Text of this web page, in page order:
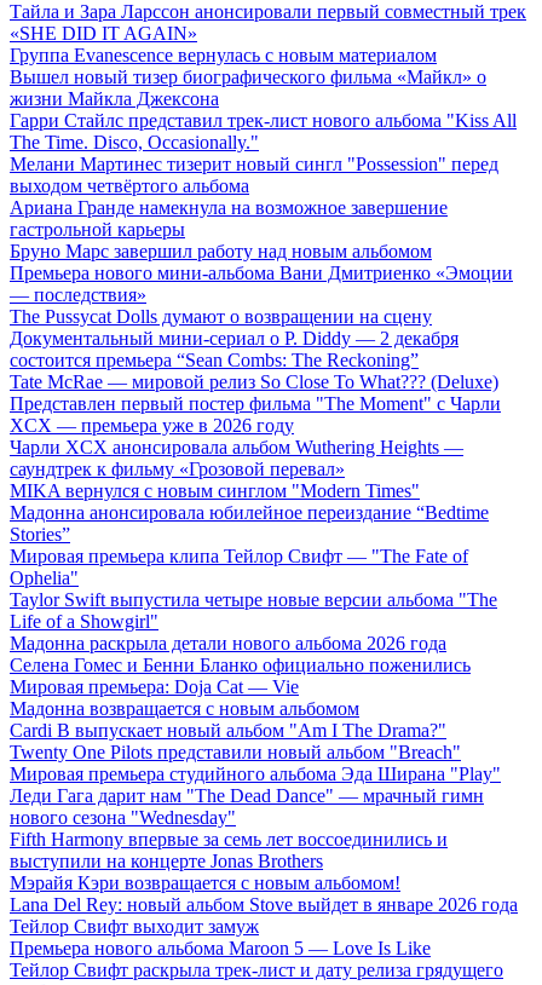
Тайла и Зара Ларссон анонсировали первый совместный трек
«SHE DID IT AGAIN»
Группа Evanescence вернулась с новым материалом
Вышел новый тизер биографического фильма «Майкл» о
жизни Майкла Джексона
Гарри Стайлс представил трек-лист нового альбома "Kiss All
The Time. Disco, Occasionally."
Мелани Мартинес тизерит новый сингл "Possession" перед
выходом четвёртого альбома
Ариана Гранде намекнула на возможное завершение
гастрольной карьеры
Бруно Марс завершил работу над новым альбомом
Премьера нового мини-альбома Вани Дмитриенко «Эмоции
— последствия»
The Pussycat Dolls думают о возвращении на сцену
Документальный мини-сериал о P. Diddy — 2 декабря
состоится премьера “Sean Combs: The Reckoning”
Tate McRae — мировой релиз So Close To What??? (Deluxe)
Представлен первый постер фильма "The Moment" с Чарли
XCX — премьера уже в 2026 году
Чарли XCX анонсировала альбом Wuthering Heights —
саундтрек к фильму «Грозовой перевал»
MIKA вернулся с новым синглом "Modern Times"
Мадонна анонсировала юбилейное переиздание “Bedtime
Stories”
Мировая премьера клипа Тейлор Свифт — "The Fate of
Ophelia"
Taylor Swift выпустила четыре новые версии альбома "The
Life of a Showgirl"
Мадонна раскрыла детали нового альбома 2026 года
Селена Гомес и Бенни Бланко официально поженились
Мировая премьера: Doja Cat — Vie
Мадонна возвращается с новым альбомом
Cardi B выпускает новый альбом "Am I The Drama?"
Twenty One Pilots представили новый альбом "Breach"
Мировая премьера студийного альбома Эда Ширана "Play"
Леди Гага дарит нам "The Dead Dance" — мрачный гимн
нового сезона "Wednesday"
Fifth Harmony впервые за семь лет воссоединились и
выступили на концерте Jonas Brothers
Мэрайя Кэри возвращается с новым альбомом!
Lana Del Rey: новый альбом Stove выйдет в январе 2026 года
Тейлор Свифт выходит замуж
Премьера нового альбома Maroon 5 — Love Is Like
Тейлор Свифт раскрыла трек-лист и дату релиза грядущего